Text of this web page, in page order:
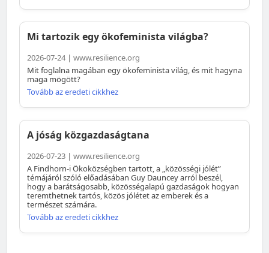
Mi tartozik egy ökofeminista világba?
2026-07-24 | www.resilience.org
Mit foglalna magában egy ökofeminista világ, és mit hagyna
maga mögött?
Tovább az eredeti cikkhez
A jóság közgazdaságtana
2026-07-23 | www.resilience.org
A Findhorn-i Ökoközségben tartott, a „közösségi jólét”
témájáról szóló előadásában Guy Dauncey arról beszél,
hogy a barátságosabb, közösségalapú gazdaságok hogyan
teremthetnek tartós, közös jólétet az emberek és a
természet számára.
Tovább az eredeti cikkhez